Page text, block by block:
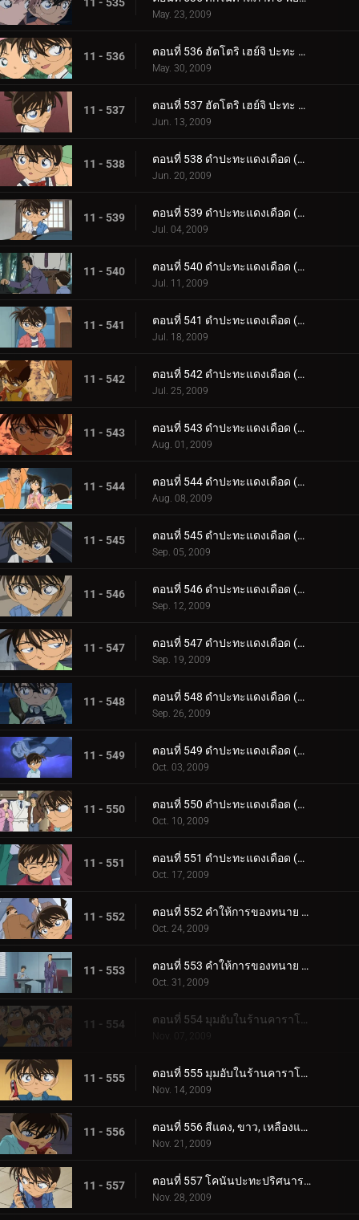
11 - 535
May. 23, 2009
11 - 536 ตอนที่ 536 ฮัตโตริ เฮย์จิ ปะทะ คุโด้ ชินอิจิ แข่งคลี่คลายคดีที่ลานสกี (ตอนพิเศษ 1) ยอดนักสืบจิ๋วโค__.
May. 30, 2009
11 - 537 ตอนที่ 537 ฮัตโตริ เฮย์จิ ปะทะ คุโด้ ชินอิจิ แข่งคลี่คลายคดีที่ลานสกี (ตอนพิเศษ 2) ยอดนักสืบจิ๋วโค__.
Jun. 13, 2009
11 - 538 ตอนที่ 538 ดำปะทะแดงเดือด (ตอน 1)
Jun. 20, 2009
11 - 539 ตอนที่ 539 ดำปะทะแดงเดือด (ตอน 2)
Jul. 04, 2009
11 - 540 ตอนที่ 540 ดำปะทะแดงเดือด (ตอน 3)
Jul. 11, 2009
11 - 541 ตอนที่ 541 ดำปะทะแดงเดือด (ตอน 4)
Jul. 18, 2009
11 - 542 ตอนที่ 542 ดำปะทะแดงเดือด (ตอน 5)
Jul. 25, 2009
11 - 543 ตอนที่ 543 ดำปะทะแดงเดือด (ตอน 6)
Aug. 01, 2009
11 - 544 ตอนที่ 544 ดำปะทะแดงเดือด (ตอน 7)
Aug. 08, 2009
11 - 545 ตอนที่ 545 ดำปะทะแดงเดือด (ตอน 8)
Sep. 05, 2009
11 - 546 ตอนที่ 546 ดำปะทะแดงเดือด (ตอน 9)
Sep. 12, 2009
11 - 547 ตอนที่ 547 ดำปะทะแดงเดือด (ตอน 10)
Sep. 19, 2009
11 - 548 ตอนที่ 548 ดำปะทะแดงเดือด (ตอน 11)
Sep. 26, 2009
11 - 549 ตอนที่ 549 ดำปะทะแดงเดือด (ตอน 12)
Oct. 03, 2009
11 - 550 ตอนที่ 550 ดำปะทะแดงเดือด (ตอน 13)
Oct. 10, 2009
11 - 551 ตอนที่ 551 ดำปะทะแดงเดือด (ตอน 14)
Oct. 17, 2009
11 - 552 ตอนที่ 552 คำให้การของทนาย คิซากิ เอริ (ตอน 1)
Oct. 24, 2009
11 - 553 ตอนที่ 553 คำให้การของทนาย คิซากิ เอริ (ตอน 2)
Oct. 31, 2009
11 - 554 ตอนที่ 554 มุมอับในร้านคาราโอเกะ (ตอน 1)
Nov. 07, 2009
11 - 555 ตอนที่ 555 มุมอับในร้านคาราโอเกะ (ตอน 2)
Nov. 14, 2009
11 - 556 ตอนที่ 556 สีแดง, ขาว, เหลืองและขบวนการนักสืบเยาวชน
Nov. 21, 2009
11 - 557 ตอนที่ 557 โคนันปะทะปริศนารหัสซ้อน
Nov. 28, 2009